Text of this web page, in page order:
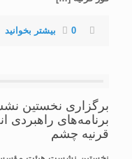
0 بیشتر بخوانید
برگزاری نخستین
برنامه‌های راهبردی
قرنیه چشم